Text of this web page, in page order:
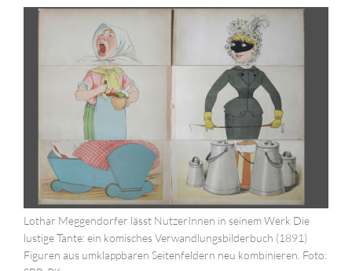
Lothar Meggendorfer lässt NutzerInnen in seinem Werk Die
lustige Tante: ein komisches Verwandlungsbilderbuch (1891)
Figuren aus umklappbaren Seitenfeldern neu kombinieren. Foto: